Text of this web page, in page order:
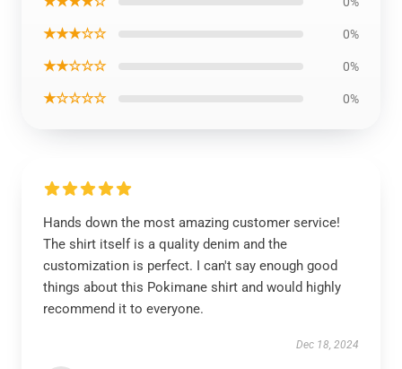
★★★☆☆ 0%
★★☆☆☆ 0%
★☆☆☆☆ 0%
Hands down the most amazing customer service!
The shirt itself is a quality denim and the
customization is perfect. I can't say enough good
things about this Pokimane shirt and would highly
recommend it to everyone.
Dec 18, 2024